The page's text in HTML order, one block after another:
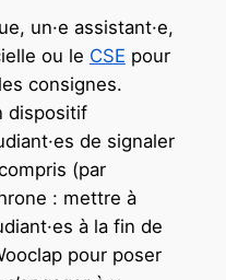
un·e assistant·e,
ou le CSE pour
consignes.
dispositif
de signaler
(par
: mettre à
à la fin de
pour poser